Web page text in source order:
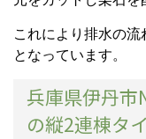
これにより排水の流
となっています。
兵庫県伊丹市
の縦2連棟タ